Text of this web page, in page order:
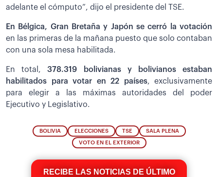
adelante el cómputo”, dijo el presidente del TSE.
En Bélgica, Gran Bretaña y Japón se cerró la votación
en las primeras de la mañana puesto que solo contaban
con una sola mesa habilitada.
En total,378.319 bolivianas y bolivianos estaban
habilitados para votar en 22 países, exclusivamente
para elegir a las máximas autoridades del poder
Ejecutivo y Legislativo.
BOLIVIA ELECCIONES TSE SALA PLENA
VOTO EN EL EXTERIOR
RECIBE LAS NOTICIAS DE ÚLTIMO